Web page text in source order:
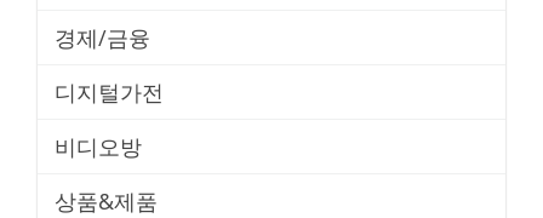
경제/금융
디지털가전
비디오방
상품&제품